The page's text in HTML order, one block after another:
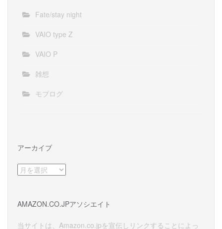
Fate/stay night
VAIO type Z
VAIO P
雑想
モブログ
アーカイブ
ア
ー
ブ
AMAZON.CO.JPアソシエイト
当サイトは、Amazon.co.jpを宣伝しリンクすることによっ